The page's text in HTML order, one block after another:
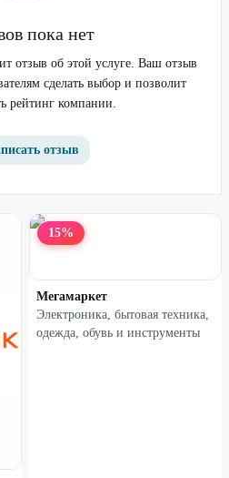
Buds 5 белые
пока нет
отзыв об этой услуге. Ваш отзыв
сделать выбор и позволит
рейтинг компании.
отзыв
15%
Мегамаркет
Электроника, бытовая техника,
одежда, обувь и инструменты